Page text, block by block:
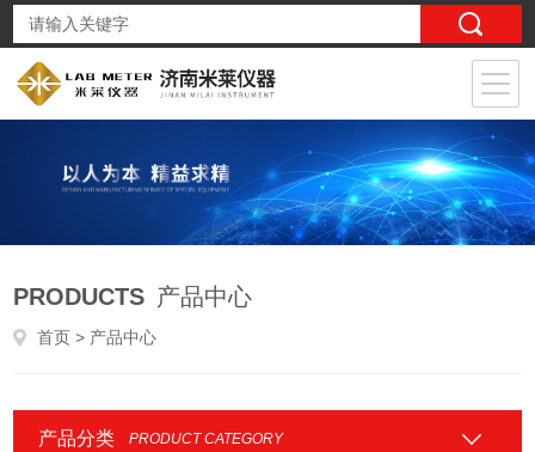
PRODUCTS 产品中心
首页 > 产品中心
产品分类 PRODUCT CATEGORY